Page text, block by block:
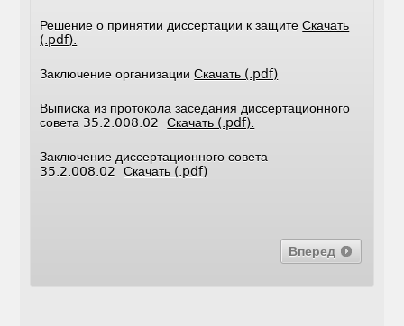
Решение о принятии диссертации к защитеСкачать
(.pdf).
Заключение организацииСкачать (.pdf)
Выписка из протокола заседания диссертационного
совета 35.2.008.02Скачать (.pdf).
Заключение диссертационного совета
35.2.008.02Скачать (.pdf)
Вперед